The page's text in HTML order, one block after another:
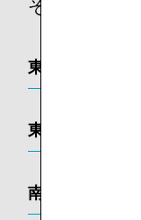
その他の場所
東アジア
東南アジア
南アジア